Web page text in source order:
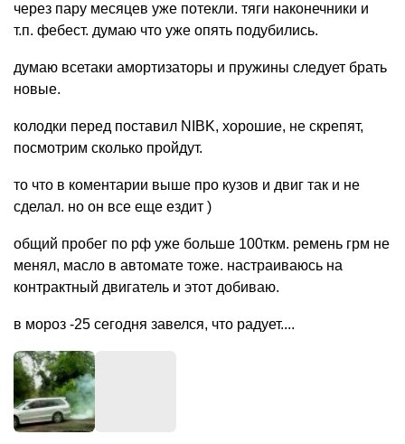
через пару месяцев уже потекли. тяги наконечники и
т.п. фебест. думаю что уже опять подубились.
думаю всетаки амортизаторы и пружины следует брать
новые.
колодки перед поставил NIBK, хорошие, не скрепят,
посмотрим сколько пройдут.
то что в коментарии выше про кузов и двиг так и не
сделал. но он все еще ездит )
общий пробег по рф уже больше 100ткм. ремень грм не
менял, масло в автомате тоже. настраиваюсь на
контрактный двигатель и этот добиваю.
в мороз -25 сегодня завелся, что радует....